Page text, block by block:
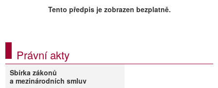
Tento předpis je zobrazen bezplatně.
Právní akty
Sbírka zákonů
a mezinárodních smluv